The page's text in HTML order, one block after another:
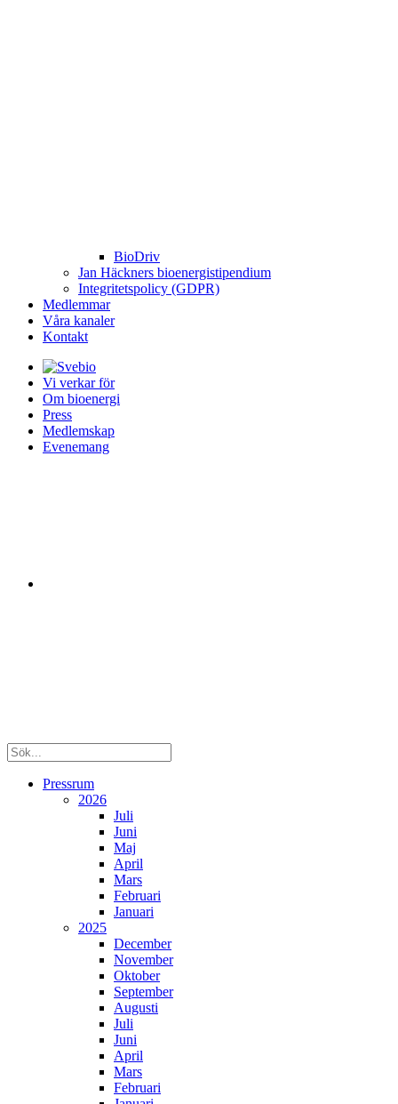
BioDriv
Jan Häckners bioenergistipendium
Integritetspolicy (GDPR)
Medlemmar
Våra kanaler
Kontakt
Vi verkar för
Om bioenergi
Press
Medlemskap
Evenemang
Pressrum
2026
Juli
Juni
Maj
April
Mars
Februari
Januari
2025
December
November
Oktober
September
Augusti
Juli
Juni
April
Mars
Februari